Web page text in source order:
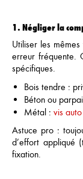
1. Négliger la
Utiliser les
erreur fréquente.
spécifiques.
Bois tendre :
Béton ou
Métal : vis
Astuce pro :
d’effort appliqué
fixation.